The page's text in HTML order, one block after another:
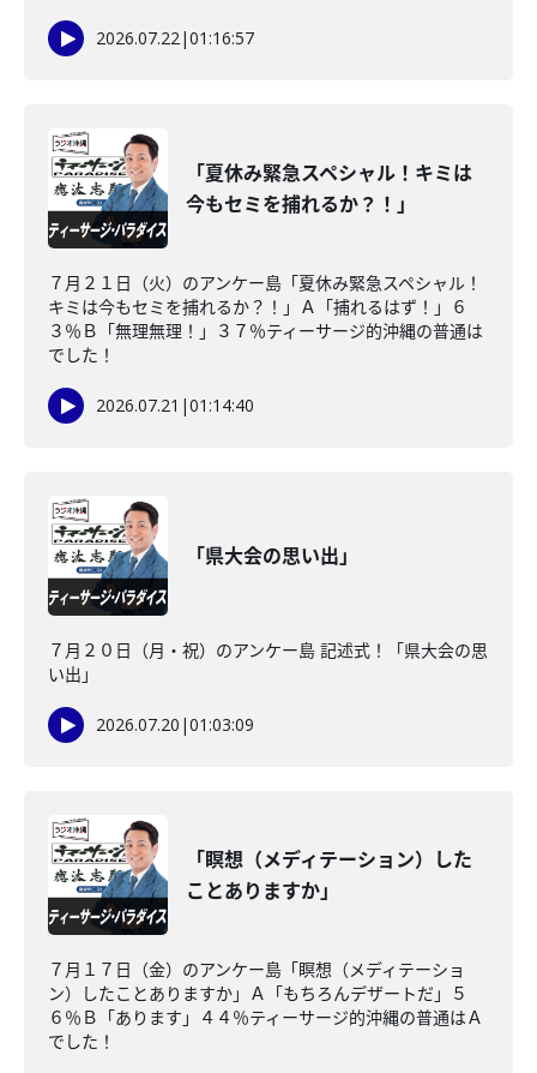
2026.07.22|01:16:57
「夏休み緊急スペシャル！キミは
今もセミを捕れるか？！」
７月２１日（火）のアンケー島「夏休み緊急スペシャル！
キミは今もセミを捕れるか？！」Ａ「捕れるはず！」６
３％Ｂ「無理無理！」３７％ティーサージ的沖縄の普通は
でした！
2026.07.21 |01:14:40
「県大会の思い出」
７月２０日（月・祝）のアンケー島 記述式！「県大会の思
い出」
2026.07.20 |01:03:09
「瞑想（メディテーション）した
ことありますか」
７月１７日（金）のアンケー島「瞑想（メディテーショ
ン）したことありますか」Ａ「もちろんデザートだ」５
６％Ｂ「あります」４４％ティーサージ的沖縄の普通はＡ
でした！